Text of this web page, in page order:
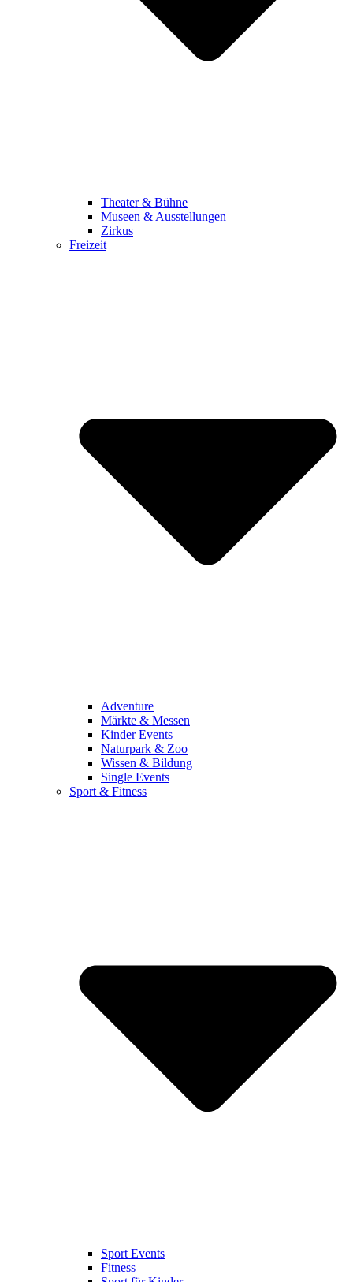
Theater & Bühne
Museen & Ausstellungen
Zirkus
Freizeit
Adventure
Märkte & Messen
Kinder Events
Naturpark & Zoo
Wissen & Bildung
Single Events
Sport & Fitness
Sport Events
Fitness